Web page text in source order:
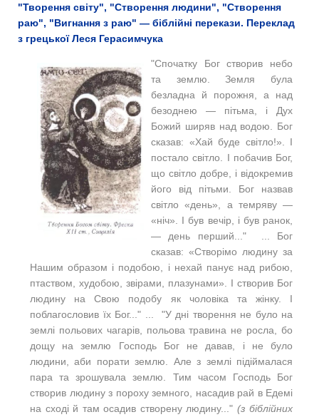
"Творення світу", "Створення людини", "Створення
раю", "Вигнання з раю" — біблійні перекази. Переклад
з грецької Леся Герасимчука
"Спочатку Бог створив небо
та землю. Земля була
безладна й порожня, а над
безоднею — пітьма, і Дух
Божий ширяв над водою. Бог
сказав: «Хай буде світло!». І
постало світло. І побачив Бог,
що світло добре, і відокремив
його від пітьми. Бог назвав
світло «день», а темряву —
«ніч». І був вечір, і був ранок,
— день перший..." ... Бог
сказав: «Створімо людину за
Нашим образом і подобою, і нехай панує над рибою,
птаством, худобою, звірами, плазунами». І створив Бог
людину на Свою подобу як чоловіка та жінку. І
поблагословив їх Бог..." ... "У дні творення не було на
землі польових чагарів, польова травина не росла, бо
дощу на землю Господь Бог не давав, і не було
людини, аби порати землю. Але з землі підіймалася
пара та зрошувала землю. Тим часом Господь Бог
створив людину з пороху земного, насадив рай в Едемі
на сході й там осадив створену людину..." (з біблійних